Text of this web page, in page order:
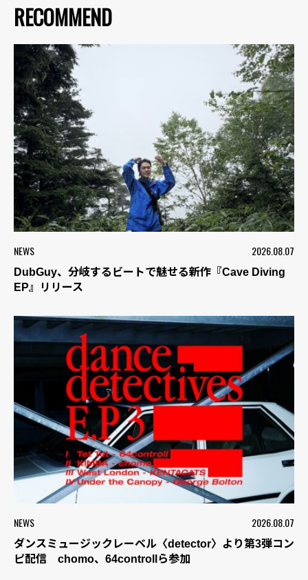
RECOMMEND
NEWS 2026.08.07
DubGuy、分岐するビートで魅せる新作『Cave Diving
EP』リリース
NEWS 2026.08.07
ダンスミュージックレーベル〈detector〉より第3弾コン
ピ配信 chomo、64controllら参加